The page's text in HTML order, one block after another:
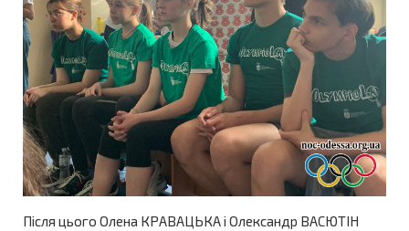
Після цього Олена КРАВАЦЬКА і Олександр ВАСЮТІН